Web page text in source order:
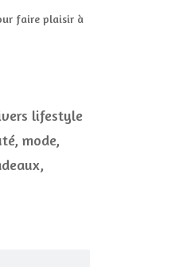
JEUX CONCOURS
faire plaisir à
lifestyle
mode,